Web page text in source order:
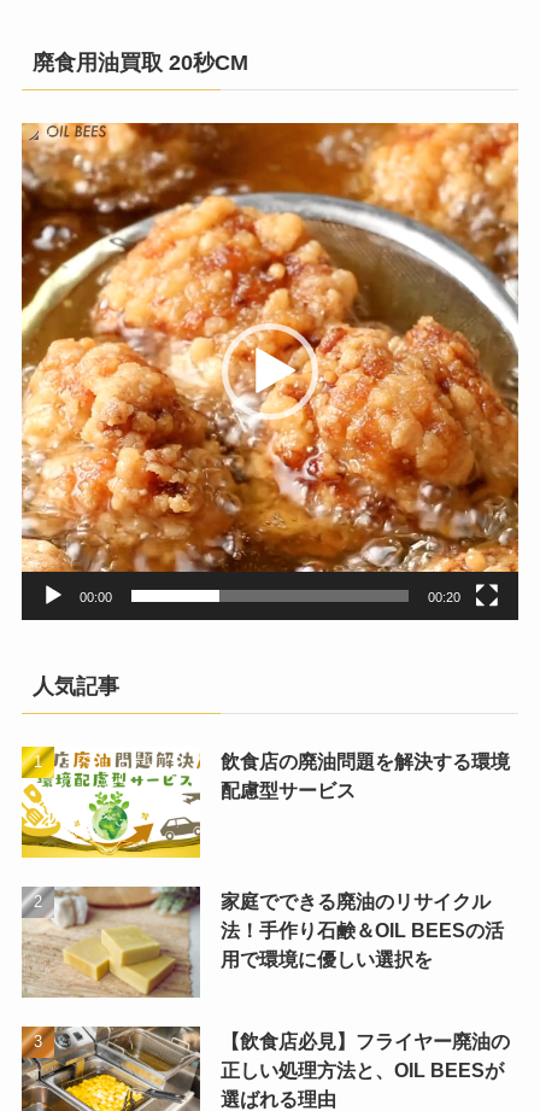
廃食用油買取 20秒CM
動
画
プ
レ
ー
ヤ
ー
00:00 00:20
人気記事
飲食店の廃油問題を解決する環境
配慮型サービス
家庭でできる廃油のリサイクル
法！手作り石鹸＆OIL BEESの活
用で環境に優しい選択を
【飲食店必見】フライヤー廃油の
正しい処理方法と、OIL BEESが
選ばれる理由